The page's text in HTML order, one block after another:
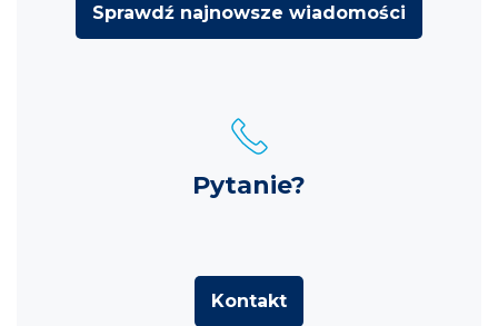
Sprawdź najnowsze wiadomości
Pytanie?
Kontakt